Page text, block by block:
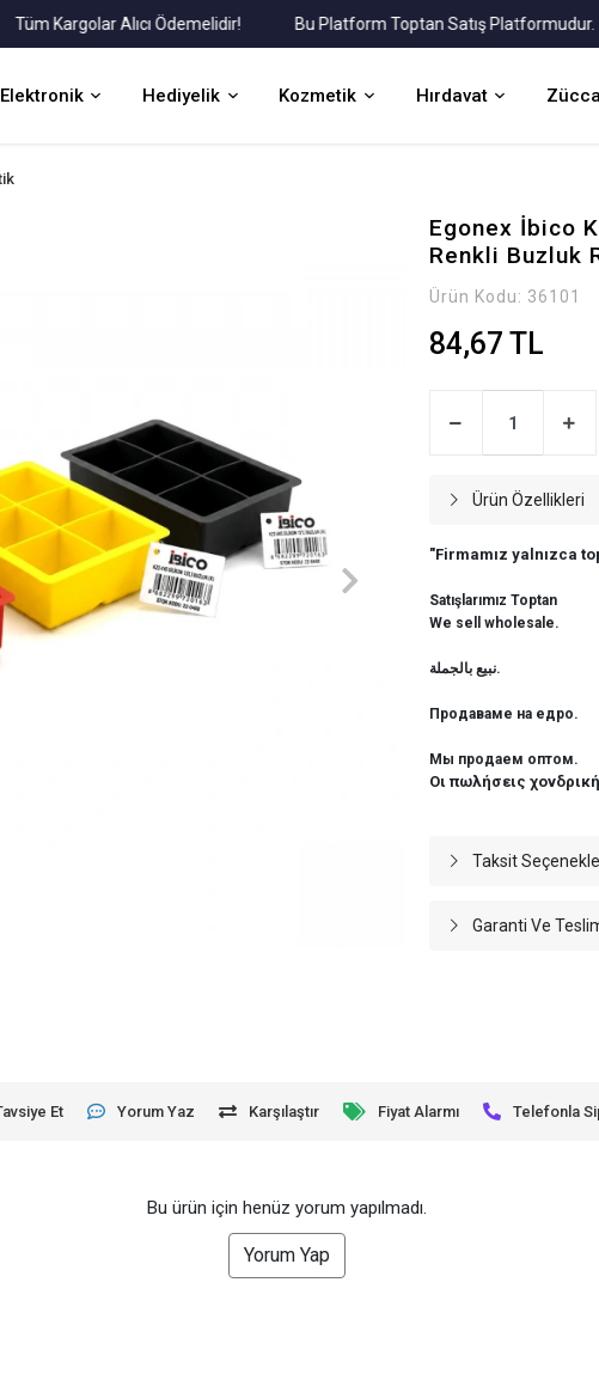
Kargolar Alıcı Ödemelidir! Bu Platform Toptan Satış Platformudur.
Elektronik Hediyelik Kozmetik Hırdavat
Egonex İbico
Renkli Buzluk
Ürün Kodu: 36101
84,67 TL
Ürün Özellikleri
"Firmamız yalnızca
Satışlarımız Toptan
We sell wholesale.
نبيع بالجملة.
Продаваме на едро.
Мы продаем оптом.
Οι πωλήσεις
Taksit
Garanti Ve
Et Yorum Yaz Karşılaştır Fiyat Alarmı Telefonla
Bu ürün için henüz yorum yapılmadı.
Yorum Yap